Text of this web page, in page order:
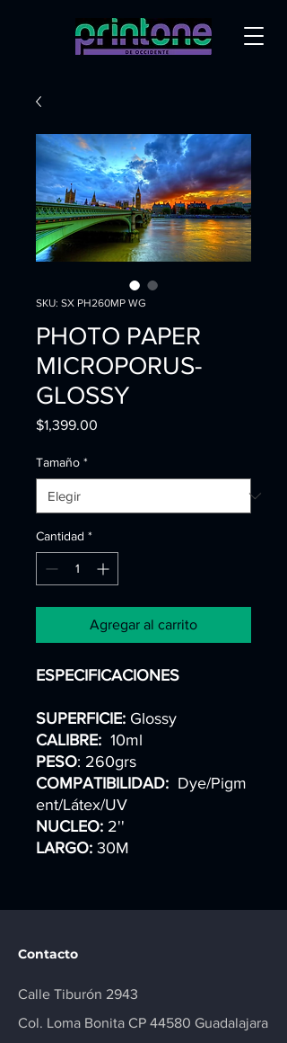
SKU: SX PH260MP WG
PHOTO PAPER
MICROPORUS-
GLOSSY
$1,399.00
Tamaño *
Cantidad *
Agregar al carrito
ESPECIFICACIONES
SUPERFICIE: Glossy
CALIBRE: 10ml
PESO: 260grs
COMPATIBILIDAD: Dye/Pigm
ent/Látex/UV
NUCLEO: 2''
LARGO: 30M
Contacto
Calle Tiburón 2943
Col. Loma Bonita CP 44580 Guadalajara